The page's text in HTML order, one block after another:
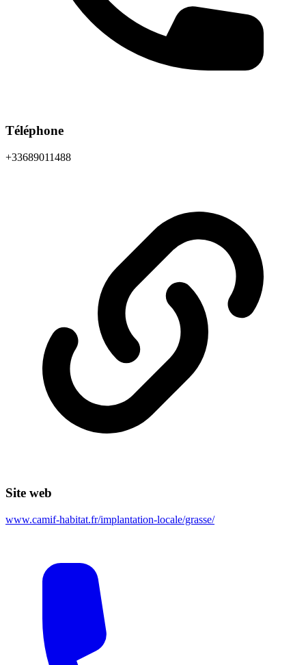
Téléphone
+33689011488
Site web
www.camif-habitat.fr/implantation-locale/grasse/